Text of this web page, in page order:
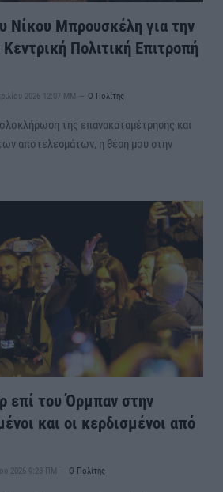
Νίκου Μπρουσκέλη για την
Πολιτική Επιτροπή
2026 12:07 ΜΜ Ο Πολίτης
της επανακαταμέτρησης και
αποτελεσμάτων, η θέση μου στην
επί του Όρμπαν στην
και οι κερδισμένοι από
2026 9:28 ΠΜ Ο Πολίτης